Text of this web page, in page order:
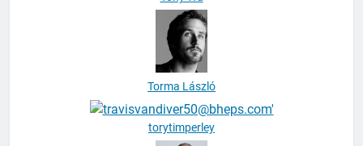
Torma László
torytimperley